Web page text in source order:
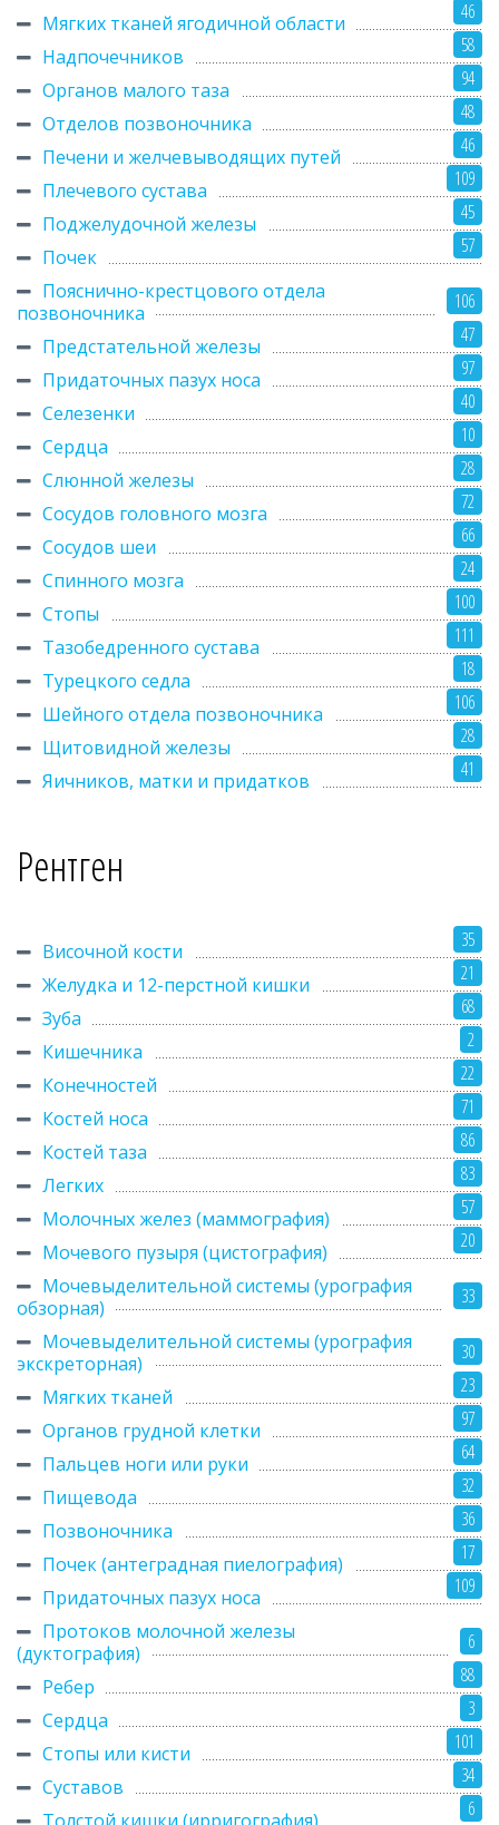
46
Мягких тканей ягодичной области
58
Надпочечников
94
Органов малого таза
48
Отделов позвоночника
46
Печени и желчевыводящих путей
109
Плечевого сустава
45
Поджелудочной железы
57
Почек
106
Пояснично-крестцового отдела
позвоночника
47
Предстательной железы
97
Придаточных пазух носа
40
Селезенки
10
Сердца
28
Слюнной железы
72
Сосудов головного мозга
66
Сосудов шеи
24
Спинного мозга
100
Стопы
111
Тазобедренного сустава
18
Турецкого седла
106
Шейного отдела позвоночника
28
Щитовидной железы
41
Яичников, матки и придатков
Рентген
35
Височной кости
21
Желудка и 12-перстной кишки
68
Зуба
2
Кишечника
22
Конечностей
71
Костей носа
86
Костей таза
83
Легких
57
Молочных желез (маммография)
20
Мочевого пузыря (цистография)
33
Мочевыделительной системы (урография
обзорная)
30
Мочевыделительной системы (урография
экскреторная)
23
Мягких тканей
97
Органов грудной клетки
64
Пальцев ноги или руки
32
Пищевода
36
Позвоночника
17
Почек (антеградная пиелография)
109
Придаточных пазух носа
6
Протоков молочной железы
(дуктография)
88
Ребер
3
Сердца
101
Стопы или кисти
34
Суставов
6